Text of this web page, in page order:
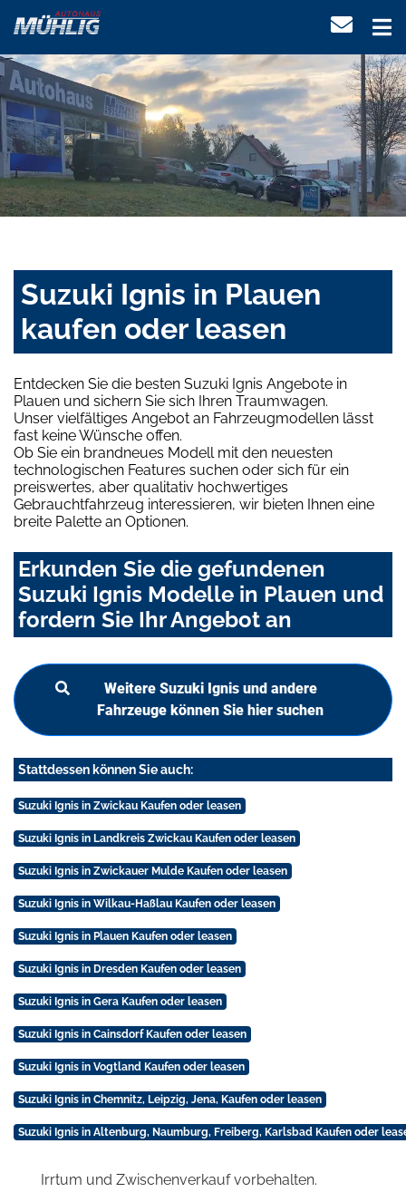
Suzuki Ignis in Plauen
kaufen oder leasen
Entdecken Sie die besten Suzuki Ignis Angebote in
Plauen und sichern Sie sich Ihren Traumwagen.
Unser vielfältiges Angebot an Fahrzeugmodellen lässt
fast keine Wünsche offen.
Ob Sie ein brandneues Modell mit den neuesten
technologischen Features suchen oder sich für ein
preiswertes, aber qualitativ hochwertiges
Gebrauchtfahrzeug interessieren, wir bieten Ihnen eine
breite Palette an Optionen.
Erkunden Sie die gefundenen
Suzuki Ignis Modelle in Plauen und
fordern Sie Ihr Angebot an
Weitere Suzuki Ignis und andere
Fahrzeuge können Sie hier suchen
Stattdessen können Sie auch:
Suzuki Ignis in Zwickau Kaufen oder leasen
Suzuki Ignis in Landkreis Zwickau Kaufen oder leasen
Suzuki Ignis in Zwickauer Mulde Kaufen oder leasen
Suzuki Ignis in Wilkau-Haßlau Kaufen oder leasen
Suzuki Ignis in Plauen Kaufen oder leasen
Suzuki Ignis in Dresden Kaufen oder leasen
Suzuki Ignis in Gera Kaufen oder leasen
Suzuki Ignis in Cainsdorf Kaufen oder leasen
Suzuki Ignis in Vogtland Kaufen oder leasen
Suzuki Ignis in Chemnitz, Leipzig, Jena, Kaufen oder leasen
Suzuki Ignis in Altenburg, Naumburg, Freiberg, Karlsbad Kaufen oder
Irrtum und Zwischenverkauf vorbehalten.